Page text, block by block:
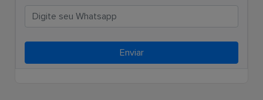
Enviar